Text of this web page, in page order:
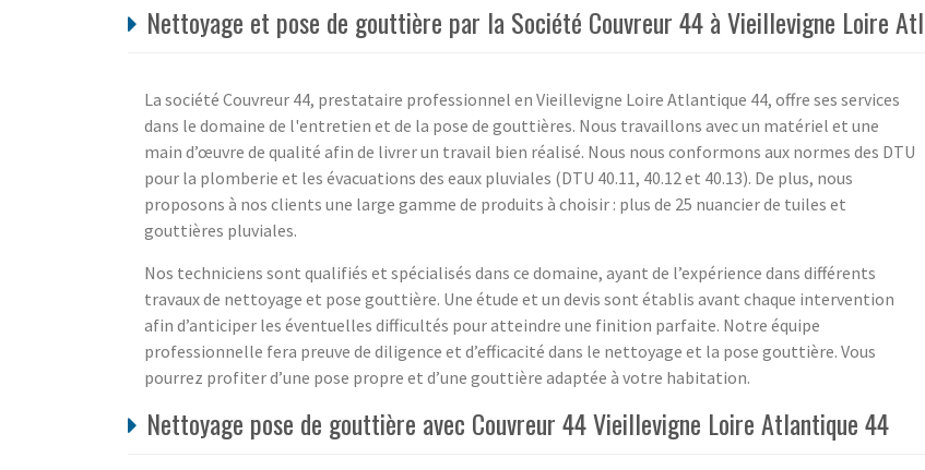
Nettoyage et pose de gouttière par la Société Couvreur 44 à Vieillevigne Loire
La société Couvreur 44, prestataire professionnel en Vieillevigne Loire Atlantique 44, offre ses services
dans le domaine de l'entretien et de la pose de gouttières. Nous travaillons avec un matériel et une
main d’œuvre de qualité afin de livrer un travail bien réalisé. Nous nous conformons aux normes des DTU
pour la plomberie et les évacuations des eaux pluviales (DTU 40.11, 40.12 et 40.13). De plus, nous
proposons à nos clients une large gamme de produits à choisir : plus de 25 nuancier de tuiles et
gouttières pluviales.
Nos techniciens sont qualifiés et spécialisés dans ce domaine, ayant de l’expérience dans différents
travaux de nettoyage et pose gouttière. Une étude et un devis sont établis avant chaque intervention
afin d’anticiper les éventuelles difficultés pour atteindre une finition parfaite. Notre équipe
professionnelle fera preuve de diligence et d’efficacité dans le nettoyage et la pose gouttière. Vous
pourrez profiter d’une pose propre et d’une gouttière adaptée à votre habitation.
Nettoyage pose de gouttière avec Couvreur 44 Vieillevigne Loire Atlantique 44